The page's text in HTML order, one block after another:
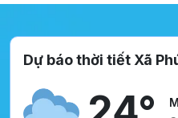
Dự báo thời tiết Xã